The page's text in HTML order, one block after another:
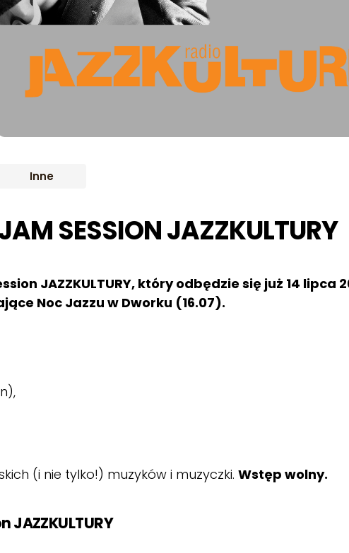
Inne
SESSION JAZZKULTURY
JAZZKULTURY, który odbędzie się już 14 lipca
Noc Jazzu w Dworku (16.07).
(i nie tylko!) muzyków i muzyczki. Wstęp wolny.